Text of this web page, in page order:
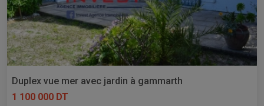
Duplex vue mer avec jardin à gammarth
1 100 000 DT